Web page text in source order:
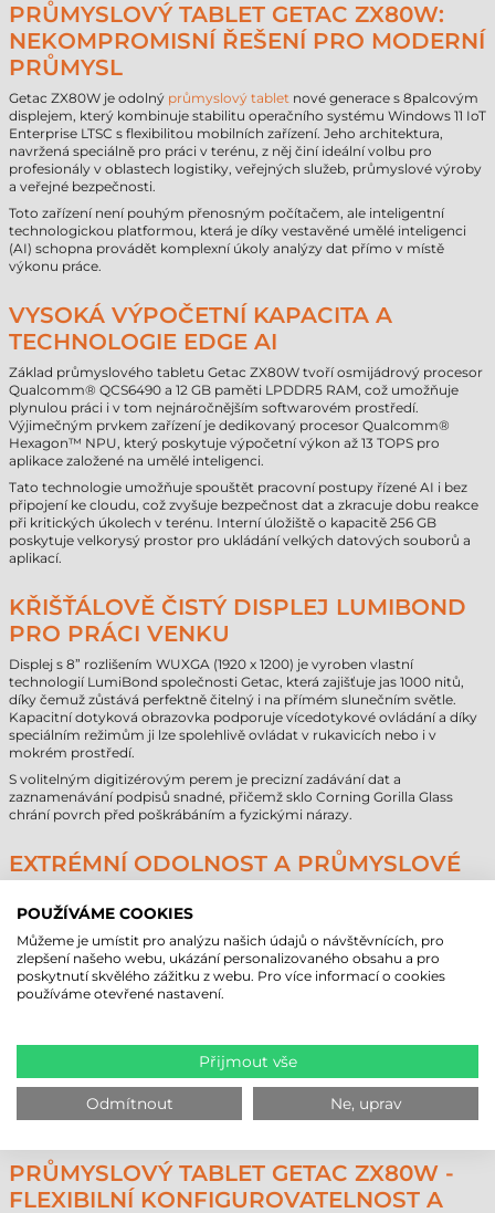
PRŮMYSLOVÝ TABLET GETAC ZX80W:
NEKOMPROMISNÍ ŘEŠENÍ PRO MODERNÍ
PRŮMYSL
Getac ZX80W je odolný průmyslový tablet nové generace s 8palcovým
displejem, který kombinuje stabilitu operačního systému Windows 11 IoT
Enterprise LTSC s flexibilitou mobilních zařízení. Jeho architektura,
navržená speciálně pro práci v terénu, z něj činí ideální volbu pro
profesionály v oblastech logistiky, veřejných služeb, průmyslové výroby
a veřejné bezpečnosti.
Toto zařízení není pouhým přenosným počítačem, ale inteligentní
technologickou platformou, která je díky vestavěné umělé inteligenci
(AI) schopna provádět komplexní úkoly analýzy dat přímo v místě
výkonu práce.
VYSOKÁ VÝPOČETNÍ KAPACITA A
TECHNOLOGIE EDGE AI
Základ průmyslového tabletu Getac ZX80W tvoří osmijádrový procesor
Qualcomm® QCS6490 a 12 GB paměti LPDDR5 RAM, což umožňuje
plynulou práci i v tom nejnáročnějším softwarovém prostředí.
Výjimečným prvkem zařízení je dedikovaný procesor Qualcomm®
Hexagon™ NPU, který poskytuje výpočetní výkon až 13 TOPS pro
aplikace založené na umělé inteligenci.
Tato technologie umožňuje spouštět pracovní postupy řízené AI i bez
připojení ke cloudu, což zvyšuje bezpečnost dat a zkracuje dobu reakce
při kritických úkolech v terénu. Interní úložiště o kapacitě 256 GB
poskytuje velkorysý prostor pro ukládání velkých datových souborů a
aplikací.
KŘIŠŤÁLOVĚ ČISTÝ DISPLEJ LUMIBOND
PRO PRÁCI VENKU
Displej s 8” rozlišením WUXGA (1920 x 1200) je vyroben vlastní
technologií LumiBond společnosti Getac, která zajišťuje jas 1000 nitů,
díky čemuž zůstává perfektně čitelný i na přímém slunečním světle.
Kapacitní dotyková obrazovka podporuje vícedotykové ovládání a díky
speciálním režimům ji lze spolehlivě ovládat v rukavicích nebo i v
mokrém prostředí.
S volitelným digitizérovým perem je precizní zadávání dat a
zaznamenávání podpisů snadné, přičemž sklo Corning Gorilla Glass
chrání povrch před poškrábáním a fyzickými nárazy.
EXTRÉMNÍ ODOLNOST A PRŮMYSLOVÉ
Při navrhování průmyslového tabletu Getac ZX80W se vycházelo z
nejextrémnějších podmínek: zařízení splňuje vojenský standard MIL-
STD-810H a certifikaci IP67, takže je plně chráněno proti vniknutí prachu
a vody. Zařízení odolá pádu z výšky 1,8 metru a spolehlivě funguje v
teplotním rozsahu od -29°C do +63°C.
vypínání zařízení. V oblasti datového připojení nabízí nejmodernější
řešení: Wi-Fi 6E a Bluetooth 5.2 jsou součástí standardní výbavy, avšak
modely lze podle potřeby objednat také s mobilním širokopásmovým
modemem 4G LTE nebo 5G Sub-6 a dedikovanou GPS L1/L5 pro přesné
určování polohy.
PRŮMYSLOVÝ TABLET GETAC ZX80W -
FLEXIBILNÍ KONFIGUROVATELNOST A
POUŽÍVÁME COOKIES
Můžeme je umístit pro analýzu našich údajů o návštěvnících, pro
zlepšení našeho webu, ukázání personalizovaného obsahu a pro
poskytnutí skvělého zážitku z webu. Pro více informací o cookies
používáme otevřené nastavení.
Přijmout vše
Odmítnout Ne, uprav